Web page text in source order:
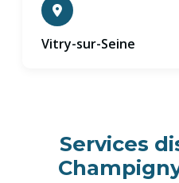
Vitry-sur-Seine
Services